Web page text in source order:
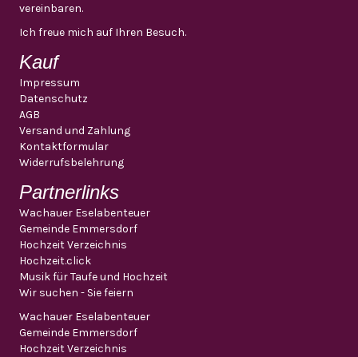
vereinbaren.
Ich freue mich auf Ihren Besuch.
Kauf
Impressum
Datenschutz
AGB
Versand und Zahlung
Kontaktformular
Widerrufsbelehrung
Partnerlinks
Wachauer Eselabenteuer
Gemeinde Emmersdorf
Hochzeit Verzeichnis
Hochzeit.click
Musik für Taufe und Hochzeit
Wir suchen - Sie feiern
Wachauer Eselabenteuer
Gemeinde Emmersdorf
Hochzeit Verzeichnis